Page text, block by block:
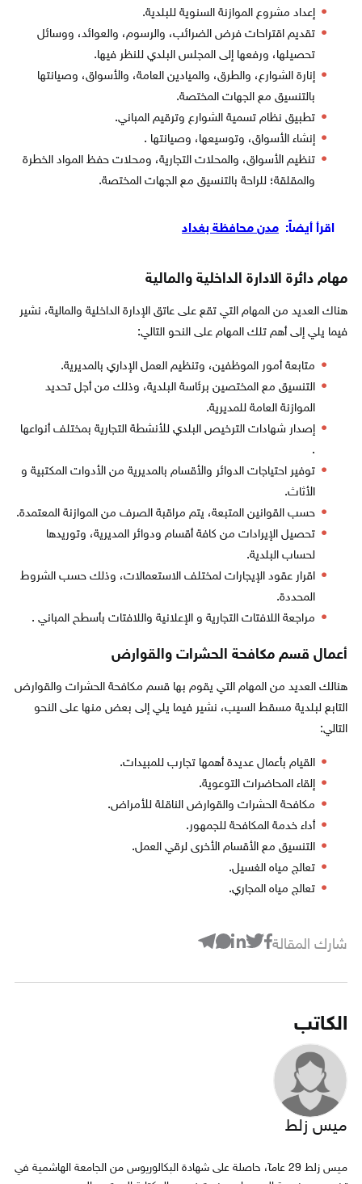
إعداد مشروع الموازنة السنوية للبلدية.
تقديم اقتراحات فرض الضرائب، والرسوم، والعوائد، ووسائل
تحصيلها، ورفعها إلى المجلس البلدي للنظر فيها.
إنارة الشوارع، والطرق، والميادين العامة، والأسواق، وصيانتها
بالتنسيق مع الجهات المختصة.
تطبيق نظام تسمية الشوارع وترقيم المباني.
إنشاء الأسواق، وتوسيعها، وصيانتها .
تنظيم الأسواق، والمحلات التجارية، ومحلات حفظ المواد الخطرة
والمقلقة؛ للراحة بالتنسيق مع الجهات المختصة.
اقرأ أيضاً: مدن محافظة بغداد
مهام دائرة الادارة الداخلية والمالية
هناك العديد من المهام التي تقع على عاتق الإدارة الداخلية والمالية، نشير
فيما يلي إلى أهم تلك المهام على النحو التالي:
متابعة أمور الموظفين، وتنظيم العمل الإداري بالمديرية.
التنسيق مع المختصين برئاسة البلدية، وذلك من أجل تحديد
الموازنة العامة للمديرية.
إصدار شهادات الترخيص البلدي للأنشطة التجارية بمختلف أنواعها
.
توفير احتياجات الدوائر والأقسام بالمديرية من الأدوات المكتبية و
الأثاث.
حسب القوانين المتبعة، يتم مراقبة الصرف من الموازنة المعتمدة.
تحصيل الإيرادات من كافة أقسام ودوائر المديرية، وتوريدها
لحساب البلدية.
اقرار عقود الإيجارات لمختلف الاستعمالات، وذلك حسب الشروط
المحددة.
مراجعة اللافتات التجارية و الإعلانية واللافتات بأسطح المباني .
أعمال قسم مكافحة الحشرات والقوارض
هنالك العديد من المهام التي يقوم بها قسم مكافحة الحشرات والقوارض
التابع لبلدية مسقط السيب، نشير فيما يلي إلى بعض منها على النحو
التالي:
القيام بأعمال عديدة أهمها تجارب للمبيدات.
إلقاء المحاضرات التوعوية.
مكافحة الحشرات والقوارض الناقلة للأمراض.
أداء خدمة المكافحة للجمهور.
التنسيق مع الأقسام الأخرى لرقي العمل.
تعالج مياه الغسيل.
تعالج مياه المجاري.
شارك المقالة
الكاتب
ميس زلط
ميس زلط 29 عامآ، حاصلة على شهادة البكالوريوس من الجامعة الهاشمية في